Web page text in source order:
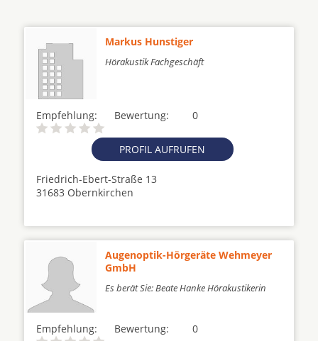
Markus Hunstiger
Hörakustik Fachgeschäft
Empfehlung: 0
Bewertung:
PROFIL AUFRUFEN
Friedrich-Ebert-Straße 13
31683 Obernkirchen
Augenoptik-Hörgeräte Wehmeyer
GmbH
Es berät Sie: Beate Hanke Hörakustikerin
Empfehlung: 0
Bewertung: